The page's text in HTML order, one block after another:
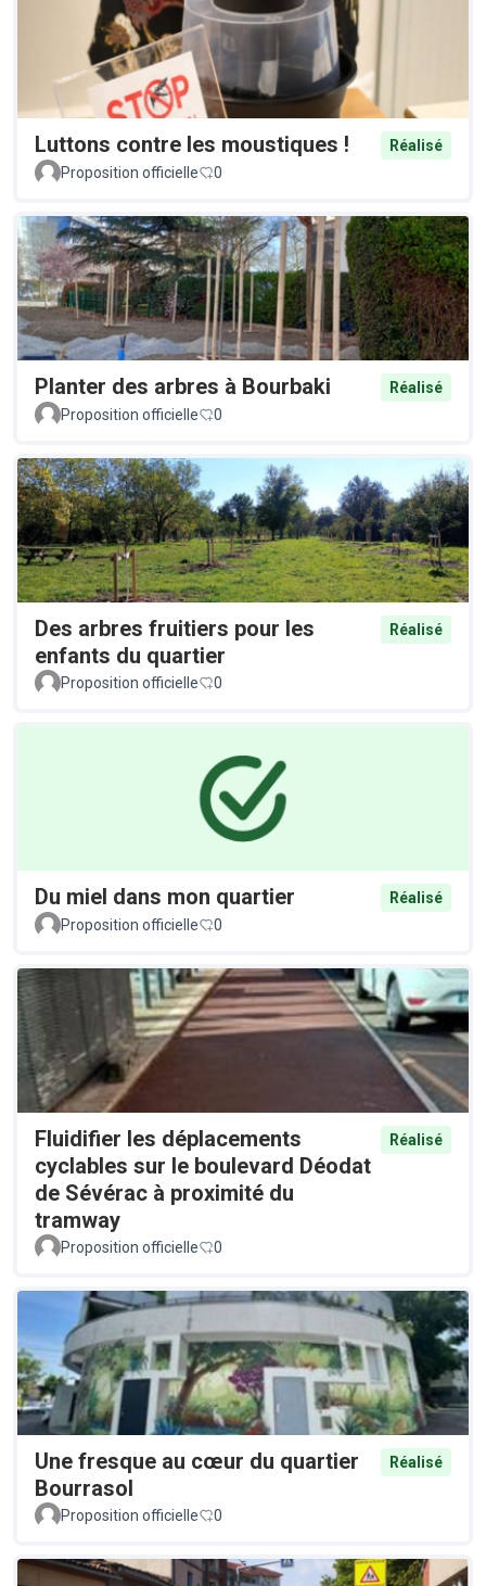
Luttons contre les moustiques !
Réalisé
Proposition officielle
0
Planter des arbres à Bourbaki
Réalisé
Proposition officielle
0
Des arbres fruitiers pour les
enfants du quartier
Réalisé
Proposition officielle 0
Du miel dans mon quartier
Réalisé
Proposition officielle
0
Fluidifier les déplacements
cyclables sur le boulevard Déodat
de Sévérac à proximité du
tramway
Réalisé
Proposition officielle 0
Une fresque au cœur du quartier
Bourrasol
Réalisé
Proposition officielle 0